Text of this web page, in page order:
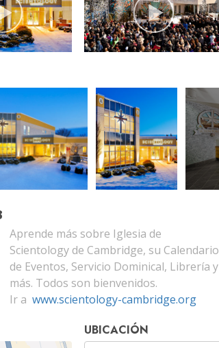
Aprende más sobre Iglesia de
Scientology de Cambridge, su Calendario
de Eventos, Servicio Dominical, Librería y
más. Todos son bienvenidos.
Ir a www.scientology-cambridge.org
UBICACIÓN